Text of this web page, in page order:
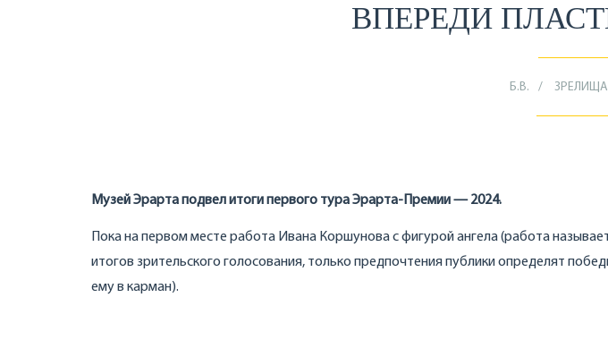
ВПЕРЕДИ
Б.В. ЗРЕЛИЩА
Музей Эрарта подвел итоги первого тура Эрарта-Премии — 2024.
Пока на первом месте работа Ивана Коршунова с фигурой ангела (работа
итогов зрительского голосования, только предпочтения публики определят
ему в карман).